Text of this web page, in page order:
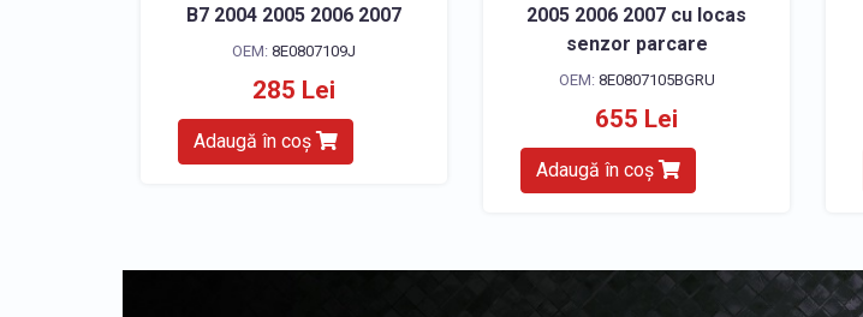
B7 2004 2005 2006 2007
OEM: 8E0807109J
285 Lei
Adaugă în coș
2005 2006 2007 cu locas
senzor parcare
OEM: 8E0807105BGRU
655 Lei
Adaugă în coș